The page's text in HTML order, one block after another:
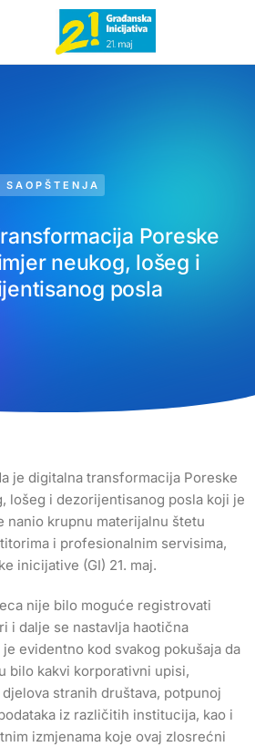
SAOPŠTENJA
Poreske
neukog, lošeg i
posla
je digitalna transformacija Poreske
lošeg i dezorijentisanog posla koji je
nanio krupnu materijalnu štetu
i profesionalnim servisima,
inicijative (GI) 21. maj.
nije bilo moguće registrovati
i dalje se nastavlja haotična
evidentno kod svakog pokušaja da
bilo kakvi korporativni upisi,
stranih društava, potpunoj
iz različitih institucija, kao i
izmjenama koje ovaj zlosrećni